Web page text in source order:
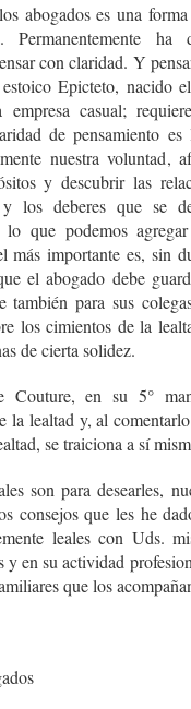
abogados es una
ha
con claridad. Y
Epicteto, nacido
casual;
de pensamiento
nuestra voluntad,
y descubrir las
los deberes que se
que podemos
más importante es, sin
el abogado debe
también para sus
los cimientos de la
de cierta solidez.
Couture, en su 5°
la lealtad y, al
se traiciona a sí
son para desearles,
consejos que les he
leales con Uds.
y en su actividad
que los